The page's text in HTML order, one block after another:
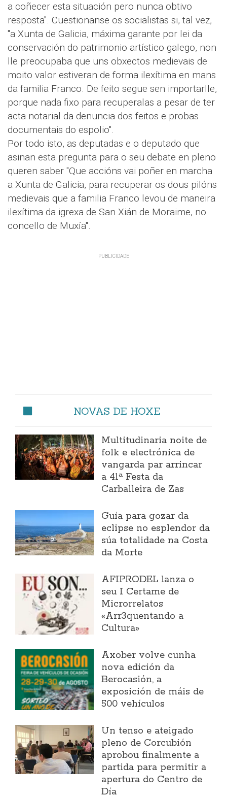
a coñecer esta situación pero nunca obtivo
resposta". Cuestionanse os socialistas si, tal vez,
"a Xunta de Galicia, máxima garante por lei da
conservación do patrimonio artístico galego, non
lle preocupaba que uns obxectos medievais de
moito valor estiveran de forma ilexítima en mans
da familia Franco. De feito segue sen importarlle,
porque nada fixo para recuperalas a pesar de ter
acta notarial da denuncia dos feitos e probas
documentais do espolio".
Por todo isto, as deputadas e o deputado que
asinan esta pregunta para o seu debate en pleno
queren saber "Que accións vai poñer en marcha
a Xunta de Galicia, para recuperar os dous pilóns
medievais que a familia Franco levou de maneira
ilexítima da igrexa de San Xián de Moraime, no
concello de Muxía".
NOVAS DE HOXE
Multitudinaria noite de
folk e electrónica de
vangarda par arrincar
a 41ª Festa da
Carballeira de Zas
Guía para gozar da
eclipse no esplendor da
súa totalidade na Costa
da Morte
AFIPRODEL lanza o
seu I Certame de
Microrrelatos
«Arr3quentando a
Cultura»
Axober volve cunha
nova edición da
Berocasión, a
exposición de máis de
500 vehículos
Un tenso e ateigado
pleno de Corcubión
aprobou finalmente a
partida para permitir a
apertura do Centro de
Día